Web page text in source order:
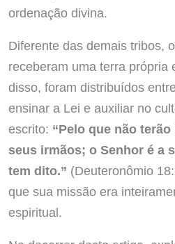
ordenação divina.
Diferente das demais tribos,
receberam uma terra própria
disso, foram distribuídos
ensinar a Lei e auxiliar no
escrito: “Pelo que não
seus irmãos; o Senhor é a
tem dito.” (Deuteronômio
que sua missão era
espiritual.